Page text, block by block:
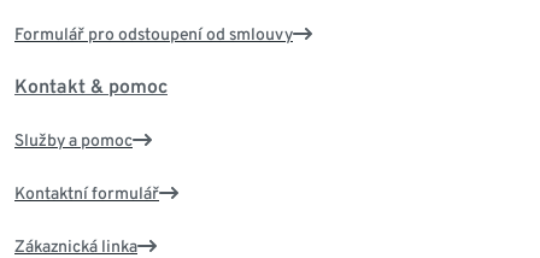
Formulář pro odstoupení od smlouvy
Kontakt & pomoc
Služby a pomoc
Kontaktní formulář
Zákaznická linka